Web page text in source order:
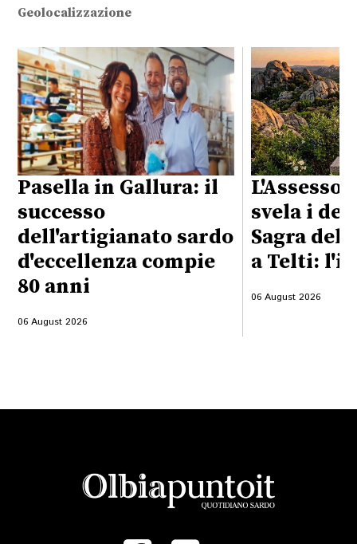
Geolocalizzazione
Pasella in Gallura: il
successo
dell'artigianato sardo
d'eccellenza compie
80 anni
06 August 2026
svela i
Sagra del
a Telti:
06 August 2026